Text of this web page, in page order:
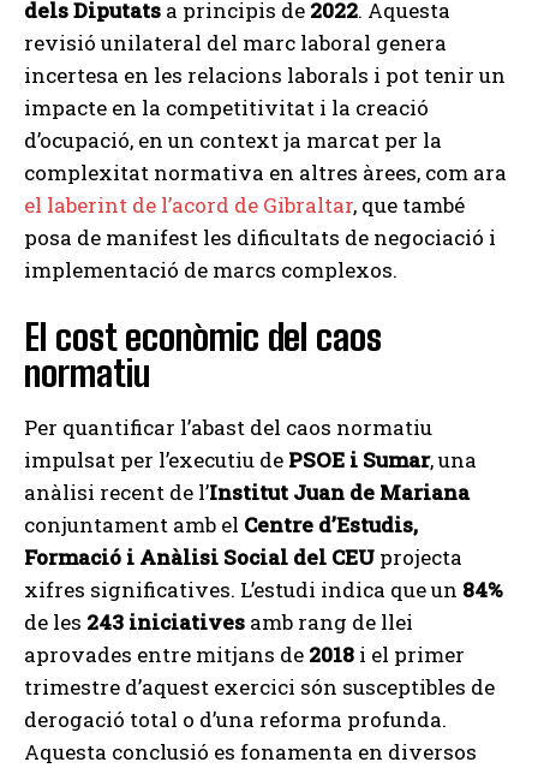
dels Diputats a principis de 2022. Aquesta
revisió unilateral del marc laboral genera
incertesa en les relacions laborals i pot tenir un
impacte en la competitivitat i la creació
d’ocupació, en un context ja marcat per la
complexitat normativa en altres àrees, com ara
el laberint de l’acord de Gibraltar, que també
posa de manifest les dificultats de negociació i
implementació de marcs complexos.
El cost econòmic del caos
normatiu
Per quantificar l’abast del caos normatiu
impulsat per l’executiu de PSOE i Sumar, una
anàlisi recent de l’Institut Juan de Mariana
conjuntament amb el Centre d’Estudis,
Formació i Anàlisi Social del CEU projecta
xifres significatives. L’estudi indica que un 84%
de les 243 iniciatives amb rang de llei
aprovades entre mitjans de 2018 i el primer
trimestre d’aquest exercici són susceptibles de
derogació total o d’una reforma profunda.
Aquesta conclusió es fonamenta en diversos